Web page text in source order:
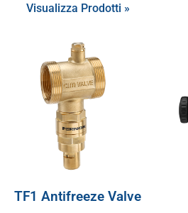
Visualizza Prodotti »
TF1 Antifreeze Valve